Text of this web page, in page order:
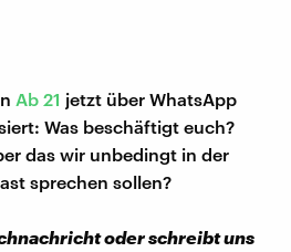
Ab 21 jetzt über WhatsApp
Was beschäftigt euch?
das wir unbedingt in der
sprechen sollen?
oder schreibt uns